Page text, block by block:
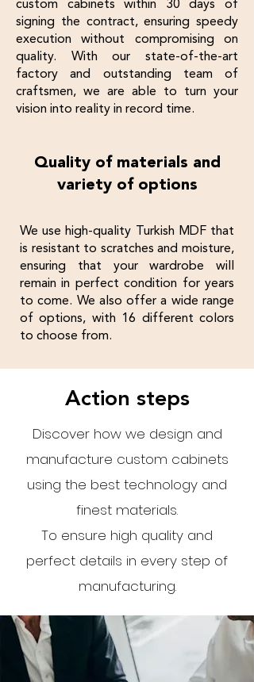
custom cabinets within 30 days of
signing the contract, ensuring speedy
execution without compromising on
quality. With our state-of-the-art
factory and outstanding team of
craftsmen, we are able to turn your
vision into reality in record time.
Quality of materials and
variety of options
We use high-quality Turkish MDF that
is resistant to scratches and moisture,
ensuring that your wardrobe will
remain in perfect condition for years
to come. We also offer a wide range
of options, with 16 different colors
to choose from.
Action steps
Discover how we design and
manufacture custom cabinets
using the best technology and
finest materials.
To ensure high quality and
perfect details in every step of
manufacturing.